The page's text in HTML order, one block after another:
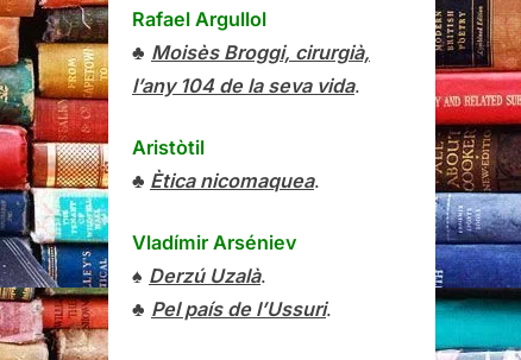
Rafael Argullol
♣ Moisès Broggi, cirurgià,
l’any 104 de la seva vida.
Aristòtil
♣ Ètica nicomaquea.
Vladímir Arséniev
♠ Derzú Uzalà.
♣ Pel país de l’Ussuri.